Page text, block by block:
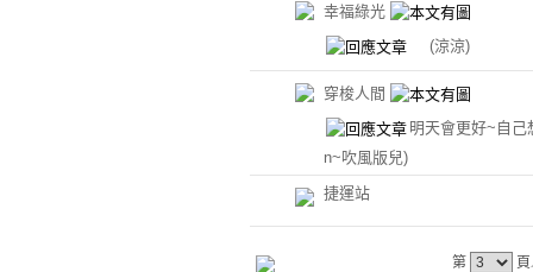
幸福綠光
(涼涼)
穿梭人間
明天會更好~自
n~吹風版兒)
捷運站
第